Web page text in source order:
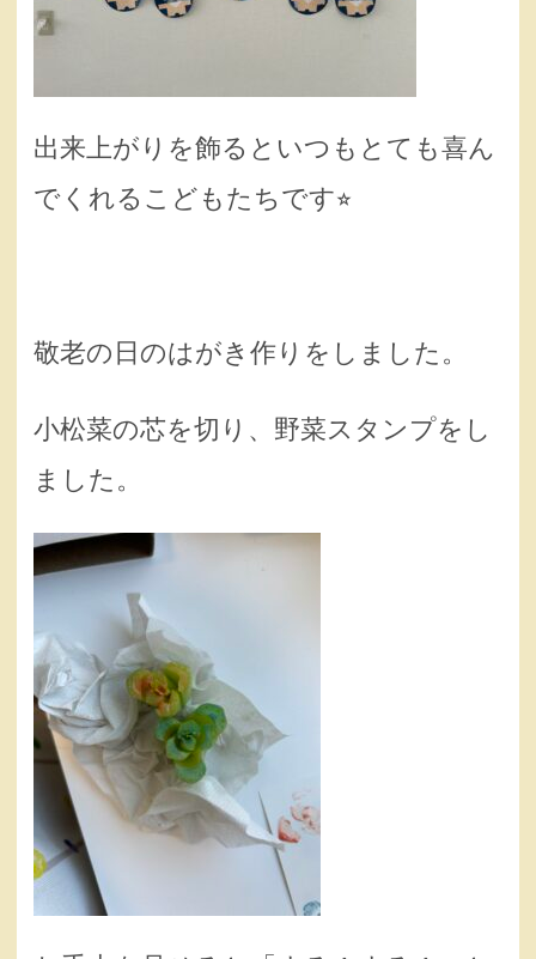
出来上がりを飾るといつもとても喜ん
でくれるこどもたちです⭐︎
敬老の日のはがき作りをしました。
小松菜の芯を切り、野菜スタンプをし
ました。